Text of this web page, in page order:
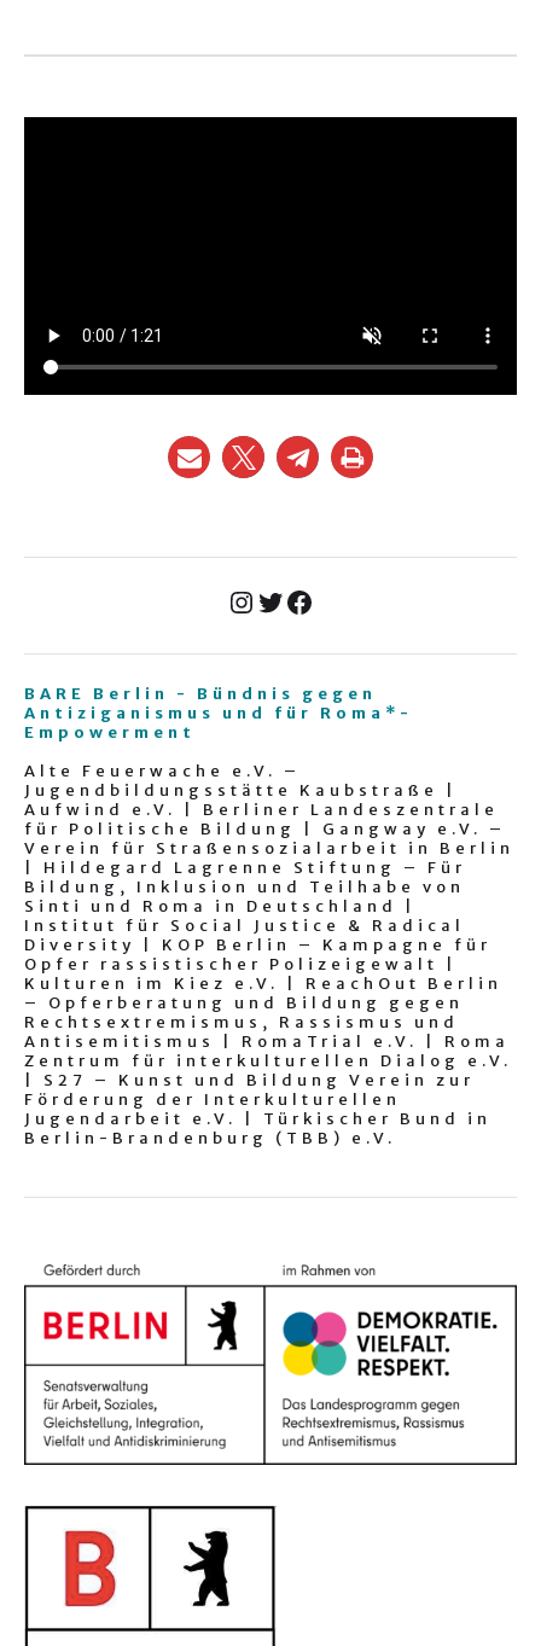
BARE Berlin - Bündnis gegen
Antiziganismus und für Roma*-
Empowerment
Alte Feuerwache e.V. –
Jugendbildungsstätte Kaubstraße |
Aufwind e.V. | Berliner Landeszentrale
für Politische Bildung | Gangway e.V. –
Verein für Straßensozialarbeit in Berlin
| Hildegard Lagrenne Stiftung – Für
Bildung, Inklusion und Teilhabe von
Sinti und Roma in Deutschland |
Institut für Social Justice & Radical
Diversity | KOP Berlin – Kampagne für
Opfer rassistischer Polizeigewalt |
Kulturen im Kiez e.V. | ReachOut Berlin
– Opferberatung und Bildung gegen
Rechtsextremismus, Rassismus und
Antisemitismus | RomaTrial e.V. | Roma
Zentrum für interkulturellen Dialog e.V.
| S27 – Kunst und Bildung Verein zur
Förderung der Interkulturellen
Jugendarbeit e.V. | Türkischer Bund in
Berlin-Brandenburg (TBB) e.V.